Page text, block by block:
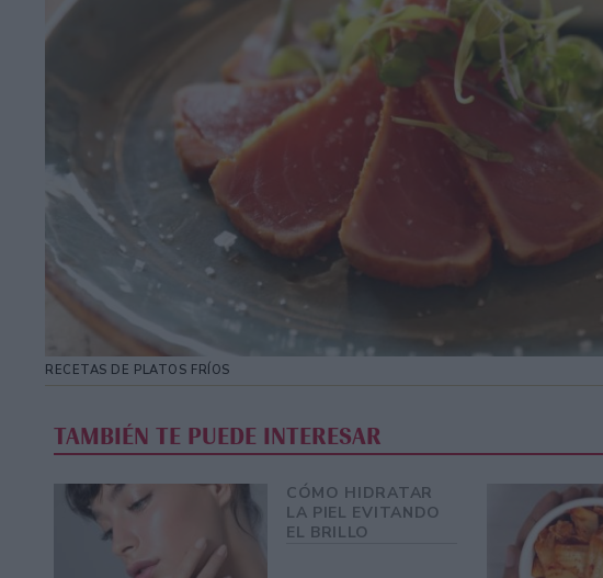
RECETAS DE PLATOS FRÍOS
TAMBIÉN TE PUEDE INTERESAR
CÓMO HIDRATAR
LA PIEL EVITANDO
EL BRILLO